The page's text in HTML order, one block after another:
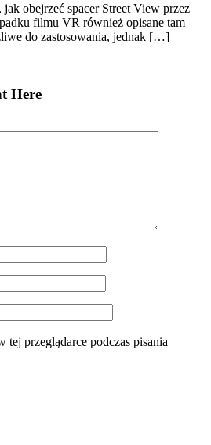
obejrzeć spacer Street View przez
filmu VR również opisane tam
do zastosowania, jednak […]
Here
tej przeglądarce podczas pisania